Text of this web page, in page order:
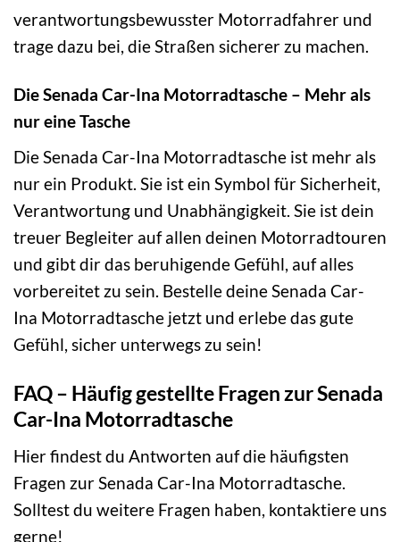
verantwortungsbewusster Motorradfahrer und
trage dazu bei, die Straßen sicherer zu machen.
Die Senada Car-Ina Motorradtasche – Mehr als
nur eine Tasche
Die Senada Car-Ina Motorradtasche ist mehr als
nur ein Produkt. Sie ist ein Symbol für Sicherheit,
Verantwortung und Unabhängigkeit. Sie ist dein
treuer Begleiter auf allen deinen Motorradtouren
und gibt dir das beruhigende Gefühl, auf alles
vorbereitet zu sein. Bestelle deine Senada Car-
Ina Motorradtasche jetzt und erlebe das gute
Gefühl, sicher unterwegs zu sein!
FAQ – Häufig gestellte Fragen zur Senada
Car-Ina Motorradtasche
Hier findest du Antworten auf die häufigsten
Fragen zur Senada Car-Ina Motorradtasche.
Solltest du weitere Fragen haben, kontaktiere uns
gerne!